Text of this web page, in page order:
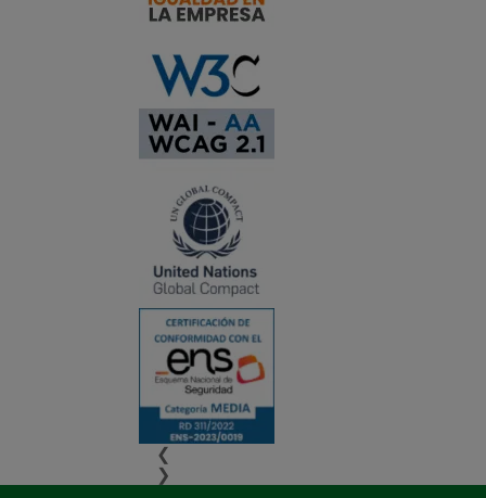
❮
❯